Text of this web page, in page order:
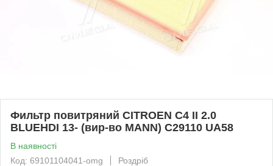
Фильтр повитряний CITROEN C4 II 2.0
BLUEHDI 13- (вир-во MANN) C29110 UA58
В наявності
Код: 69101104041-omg
Роздріб